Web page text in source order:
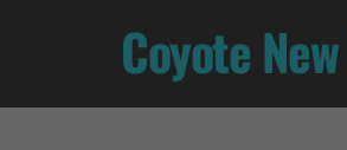
Coyote